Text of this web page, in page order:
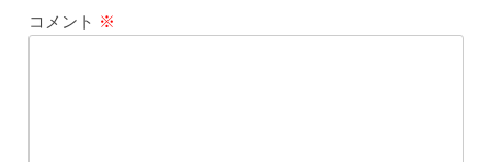
コメント ※